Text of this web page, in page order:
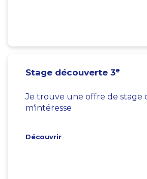
Stage découverte 3e
Je trouve une offre de stage
m'intéresse
Découvrir